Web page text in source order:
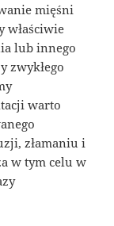
mięśni
właściwie
lub innego
zwykłego
warto
złamaniu i
w tym celu w